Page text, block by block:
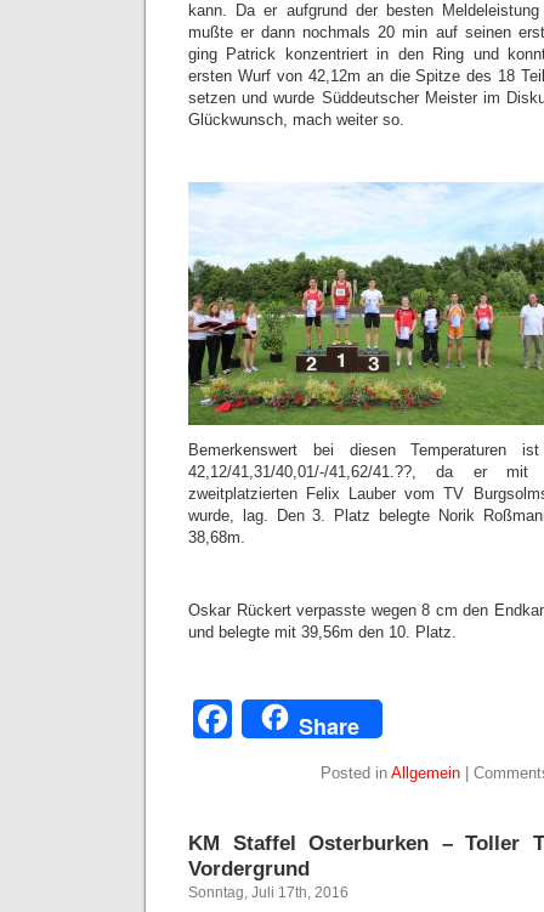
kann. Da er aufgrund der besten
mußte er dann nochmals 20 min auf seinen
ging Patrick konzentriert in den Ring und
ersten Wurf von 42,12m an die Spitze des 18
setzen und wurde Süddeutscher Meister im
Glückwunsch, mach weiter so.
Bemerkenswert bei diesen Temperaturen
42,12/41,31/40,01/-/41,62/41.??, da er
zweitplatzierten Felix Lauber vom TV
wurde, lag. Den 3. Platz belegte Norik
38,68m.
Oskar Rückert verpasste wegen 8 cm den
und belegte mit 39,56m den 10. Platz.
Facebook
Share
Posted in Allgemein|
KM Staffel Osterburken – Toller
Vordergrund
Sonntag, Juli 17th, 2016